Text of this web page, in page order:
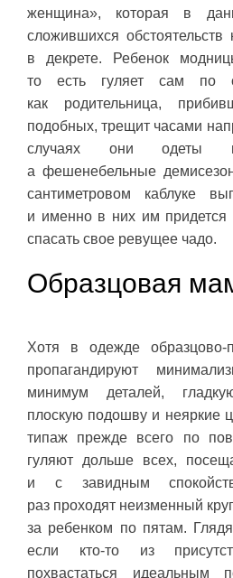
женщина», которая в
сложившихся обстоятельств
в декрете. Ребенок
то есть гуляет сам по
как родительница,
подобных, трещит часами
случаях они одеты
а фешенебельные
сантиметровом каблуке
и именно в них им придется
спасать свое ревущее чадо.
Образцовая
Хотя в одежде образцово-
пропагандируют
минимум деталей,
плоскую подошву и неяркие
типаж прежде всего по
гуляют дольше всех,
и с завидным
раз проходят неизменный
за ребенком по пятам.
если кто-то из
похвастаться идеальным